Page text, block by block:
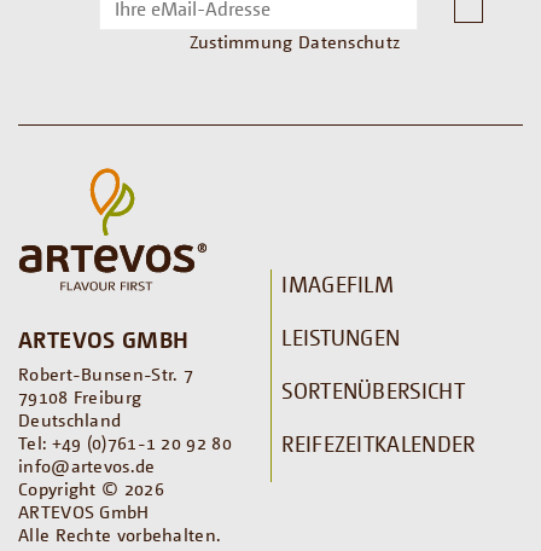
Zustimmung Datenschutz
ARTEVOS GMBH
Robert-Bunsen-Str. 7
79108 Freiburg
Deutschland
Tel: +49 (0)761-1 20 92 80
info@artevos.de
Copyright © 2026
ARTEVOS GmbH
Alle Rechte vorbehalten.
IMAGEFILM
LEISTUNGEN
SORTENÜBERSICHT
REIFEZEITKALENDER